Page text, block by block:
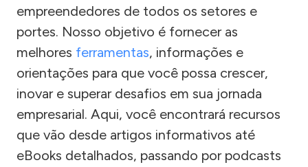
empreendedores de todos os setores e
portes. Nosso objetivo é fornecer as
melhores ferramentas, informações e
orientações para que você possa crescer,
inovar e superar desafios em sua jornada
empresarial. Aqui, você encontrará recursos
que vão desde artigos informativos até
eBooks detalhados, passando por podcasts